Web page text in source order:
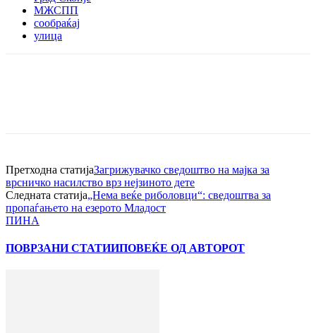
МЖСПП
сообраќај
улица
Претходна статијаЗагрижувачко сведоштво на мајка за
врсничко насилство врз нејзиното дете
Следната статија„Нема веќе риболовци“: сведоштва за
пропаѓањето на езерото Младост
ПИНА
ПОВРЗАНИ СТАТИИПОВЕЌЕ ОД АВТОРОТ